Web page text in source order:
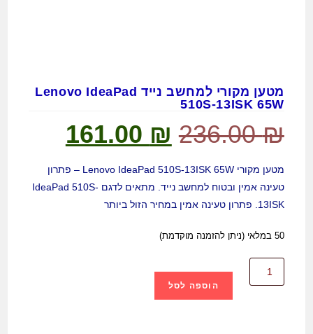
מטען מקורי למחשב נייד Lenovo IdeaPad
510S-13ISK 65W
236.00₪
161.00 ₪
מטען מקורי Lenovo IdeaPad 510S-13ISK 65W – פתרון
טעינה אמין ובטוח למחשב נייד. מתאים לדגם IdeaPad 510S-
13ISK. פתרון טעינה אמין במחיר הזול ביותר
50 במלאי (ניתן להזמנה מוקדמת)
הוספה לסל